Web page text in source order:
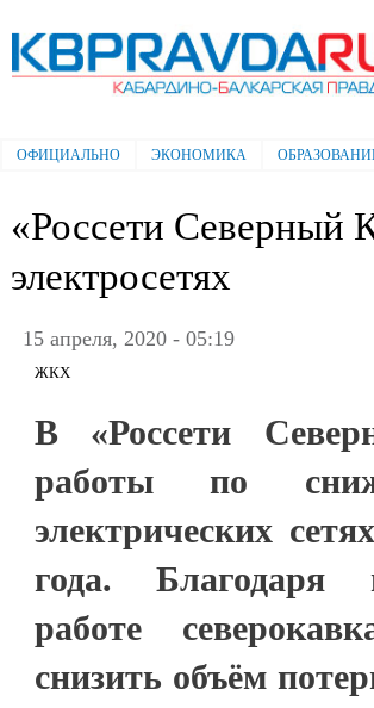
Электронная газета "Кабардино-
Балкарская правда"
Главное меню
ОФИЦИАЛЬНО ЭКОНОМИКА
«Россети Северный
электросетях
15 апреля, 2020 - 05:19
ЖКХ
В «Россети
работы по
электрических
года. Благодаря
работе
снизить объём